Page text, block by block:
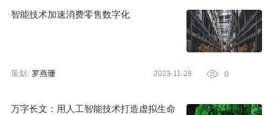
智能技术加速消费零售数字化
策划: 罗燕珊 2023-11-28  0
万字长文：用人工智能技术打造虚拟生命